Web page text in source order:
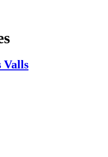
Valls